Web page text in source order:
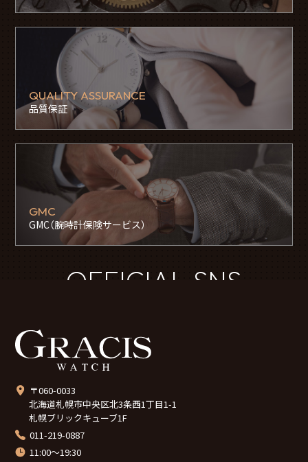
QUALITY ASSURANCE
品質保証
GMC
GMC（腕時計保険サービス）
OFFICIAL SNS
〒060-0033
北海道札幌市中央区北3条西1丁目1-1
札幌ブリックキューブ1F
011-219-0887
11:00～19:30